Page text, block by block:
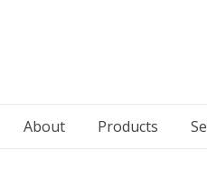
About Products